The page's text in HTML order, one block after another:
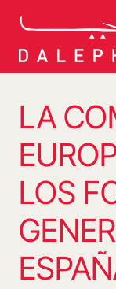
LA
LOS